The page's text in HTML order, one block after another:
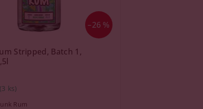
–26 %
Stripped, Batch 1,
(3 ks)
Rum